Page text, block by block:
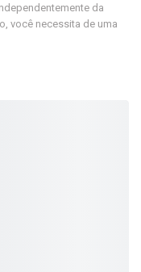
da
você necessita de uma